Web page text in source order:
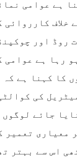
ہے عوامی
خلاف
روڈ اور
رہا ہے عوامی
کا کہنا ہے
کی
جائے
معیاری تعمیر
اس سے بہتر